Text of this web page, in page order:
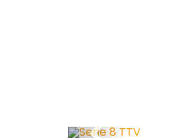
Anterior